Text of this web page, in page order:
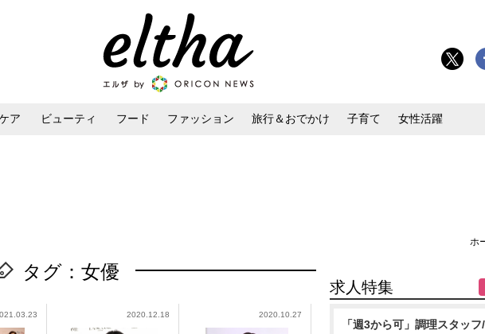
ア ビューティ フード ファッション 旅行＆おでかけ 子育て 女性活躍
ホ
タグ：女優
2020.12.18 2020.10.27
求人特集
「週3から可」調理スタッ